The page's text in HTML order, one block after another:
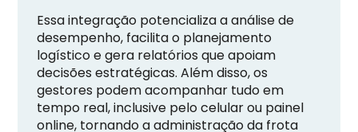
Essa integração potencializa a análise de
desempenho, facilita o planejamento
logístico e gera relatórios que apoiam
decisões estratégicas. Além disso, os
gestores podem acompanhar tudo em
tempo real, inclusive pelo celular ou painel
online, tornando a administração da frota